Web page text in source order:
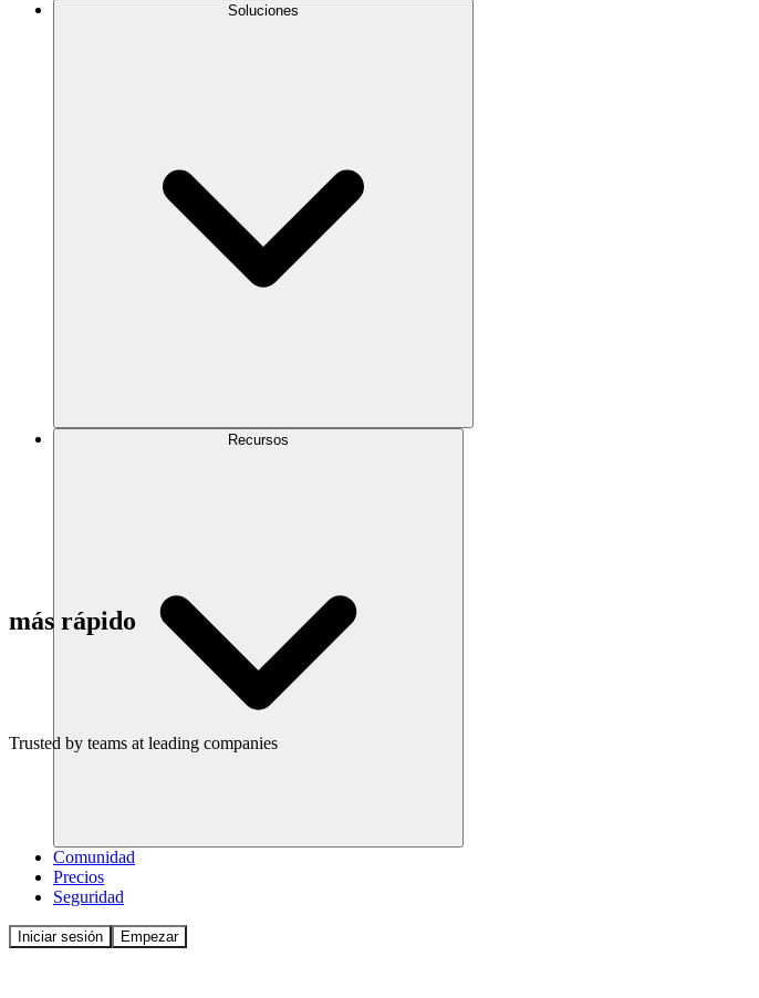
Soluciones
Recursos
Comunidad
Precios
Seguridad
Iniciar sesión Empezar
más rápido
Trusted by teams at leading companies